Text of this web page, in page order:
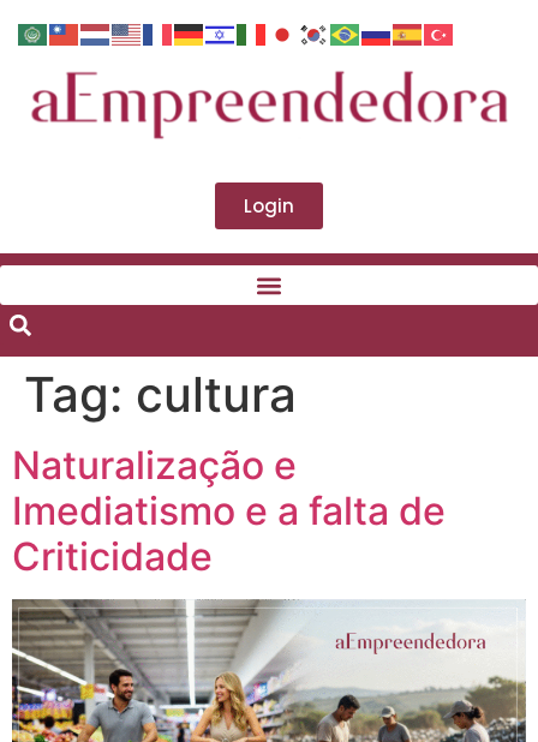
Login
Tag: cultura
Naturalização e
Imediatismo e a falta de
Criticidade